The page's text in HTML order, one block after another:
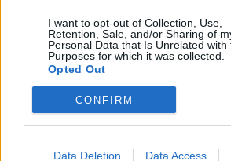
I want to opt-out of Collection, Use,
Retention, Sale, and/or Sharing of
Personal Data that Is Unrelated with
Purposes for which it was collected.
Opted Out
CONFIRM
Data Deletion Data Access
ADRAL volta a lançar concurso para
Aceleradora Rui Nabeiro em Évora, agora
A ADRAL – Agência de Desenvolvimento
lançou o concurso público para...